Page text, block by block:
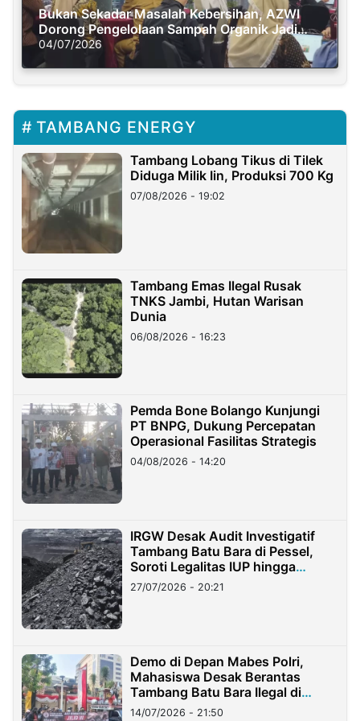
Bukan Sekadar Masalah Kebersihan, AZWI
Dorong Pengelolaan Sampah Organik Jadi
Solusi Krisis Iklim
04/07/2026
TAMBANG ENERGY
Tambang Lobang Tikus di Tilek
Diduga Milik Iin, Produksi 700 Kg
07/08/2026 - 19:02
Tambang Emas Ilegal Rusak
TNKS Jambi, Hutan Warisan
Dunia
06/08/2026 - 16:23
Pemda Bone Bolango Kunjungi
PT BNPG, Dukung Percepatan
Operasional Fasilitas Strategis
04/08/2026 - 14:20
IRGW Desak Audit Investigatif
Tambang Batu Bara di Pessel,
Soroti Legalitas IUP hingga
Stockpile
27/07/2026 - 20:21
Demo di Depan Mabes Polri,
Mahasiswa Desak Berantas
Tambang Batu Bara Ilegal di
Lampung
14/07/2026 - 21:50